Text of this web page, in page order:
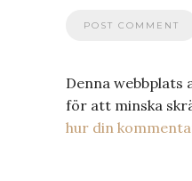
Denna webbplats
för att minska
hur din